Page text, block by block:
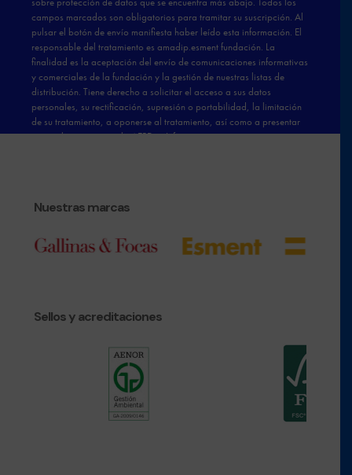
Nuestras marcas
Sellos y acreditaciones